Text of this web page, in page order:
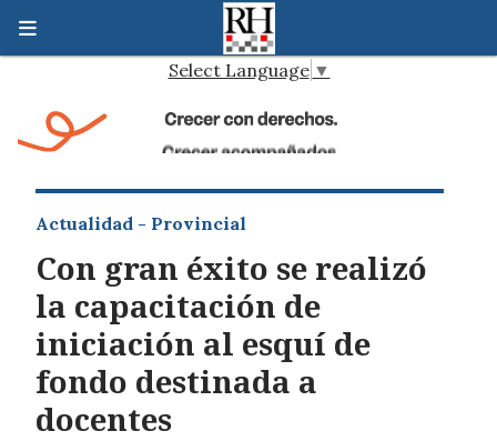
Select Language ▼
Con gran éxito se realizó
la capacitación de
iniciación al esquí de
fondo destinada a
docentes
Actualidad - Provincial